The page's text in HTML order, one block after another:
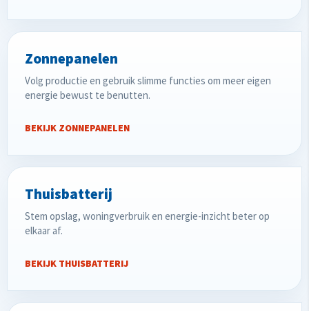
Zonnepanelen
Volg productie en gebruik slimme functies om meer eigen
energie bewust te benutten.
BEKIJK ZONNEPANELEN
Thuisbatterij
Stem opslag, woningverbruik en energie-inzicht beter op
elkaar af.
BEKIJK THUISBATTERIJ